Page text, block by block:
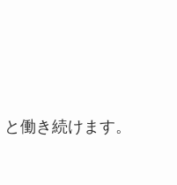
働き続けます。